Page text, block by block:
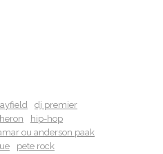
dj premier
hip-hop
ou anderson paak
pete rock